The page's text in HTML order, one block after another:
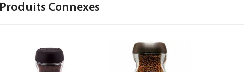
Produits Connexes